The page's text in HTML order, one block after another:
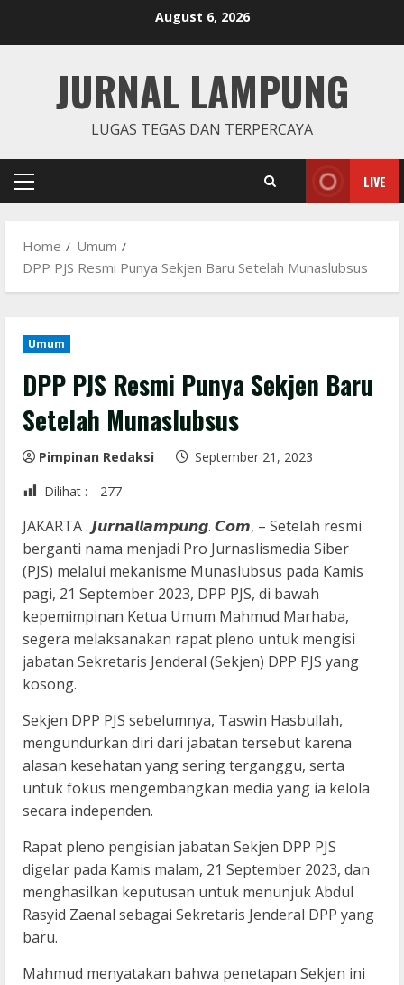
August 6, 2026
JURNAL LAMPUNG
LUGAS TEGAS DAN TERPERCAYA
Primary
LIVE
Home
Umum
DPP PJS Resmi Punya Sekjen Baru Setelah Munaslubsus
Umum
DPP PJS Resmi Punya Sekjen Baru
Setelah Munaslubsus
Pimpinan Redaksi
September 21, 2023
Dilihat :
277
JAKARTA . 𝙅𝙪𝙧𝙣𝙖𝙡𝙡𝙖𝙢𝙥𝙪𝙣𝙜. 𝘾𝙤𝙢, – Setelah resmi
berganti nama menjadi Pro Jurnaslismedia Siber
(PJS) melalui mekanisme Munaslubsus pada Kamis
pagi, 21 September 2023, DPP PJS, di bawah
kepemimpinan Ketua Umum Mahmud Marhaba,
segera melaksanakan rapat pleno untuk mengisi
jabatan Sekretaris Jenderal (Sekjen) DPP PJS yang
kosong.
Sekjen DPP PJS sebelumnya, Taswin Hasbullah,
mengundurkan diri dari jabatan tersebut karena
alasan kesehatan yang sering terganggu, serta
untuk fokus mengembangkan media yang ia kelola
secara independen.
Rapat pleno pengisian jabatan Sekjen DPP PJS
digelar pada Kamis malam, 21 September 2023, dan
menghasilkan keputusan untuk menunjuk Abdul
Rasyid Zaenal sebagai Sekretaris Jenderal DPP yang
baru.
Mahmud menyatakan bahwa penetapan Sekjen ini